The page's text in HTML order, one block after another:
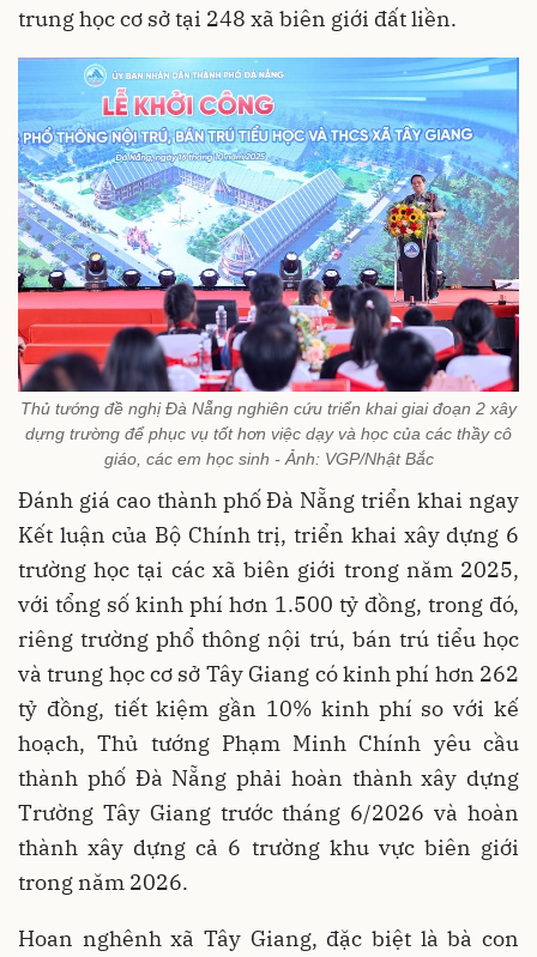
trung học cơ sở tại 248 xã biên giới đất liền.
Thủ tướng đề nghị Đà Nẵng nghiên cứu triển khai giai đoạn 2 xây
dựng trường để phục vụ tốt hơn việc dạy và học của các thầy cô
giáo, các em học sinh - Ảnh: VGP/Nhật Bắc
Đánh giá cao thành phố Đà Nẵng triển khai ngay
Kết luận của Bộ Chính trị, triển khai xây dựng 6
trường học tại các xã biên giới trong năm 2025,
với tổng số kinh phí hơn 1.500 tỷ đồng, trong đó,
riêng trường phổ thông nội trú, bán trú tiểu học
và trung học cơ sở Tây Giang có kinh phí hơn 262
tỷ đồng, tiết kiệm gần 10% kinh phí so với kế
hoạch, Thủ tướng Phạm Minh Chính yêu cầu
thành phố Đà Nẵng phải hoàn thành xây dựng
Trường Tây Giang trước tháng 6/2026 và hoàn
thành xây dựng cả 6 trường khu vực biên giới
trong năm 2026.
Hoan nghênh xã Tây Giang, đặc biệt là bà con